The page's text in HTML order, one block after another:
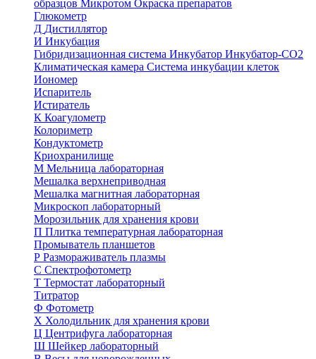
образцов Микротом Окраска препаратов
Глюкометр
Д Дистиллятор
И Инкубация
Гибридизационная система Инкубатор Инкубатор-СО2
Климатическая камера Система инкубации клеток
Иономер
Испаритель
Истиратель
К Коагулометр
Колориметр
Кондуктометр
Криохранилище
М Мельница лабораторная
Мешалка верхнеприводная
Мешалка магнитная лабораторная
Микроскоп лабораторный
Морозильник для хранения крови
П Плитка температурная лабораторная
Промыватель планшетов
Р Размораживатель плазмы
С Спектрофотометр
Т Термостат лабораторный
Титратор
Ф Фотометр
Х Холодильник для хранения крови
Ц Центрифуга лабораторная
Ш Шейкер лабораторный